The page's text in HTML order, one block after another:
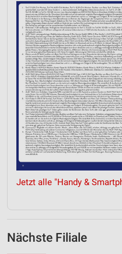
Jetzt alle "Handy &
Nächste Filiale
Verwendung von Profilen
personalisierter Werbung
Erstellung von Profilen zur
von Inhalten
Verwendung von Profilen
personalisierter Inhalte
Messung der
Messung der Performance
Analyse von Zielgruppen
Kombinationen von Daten
Quellen